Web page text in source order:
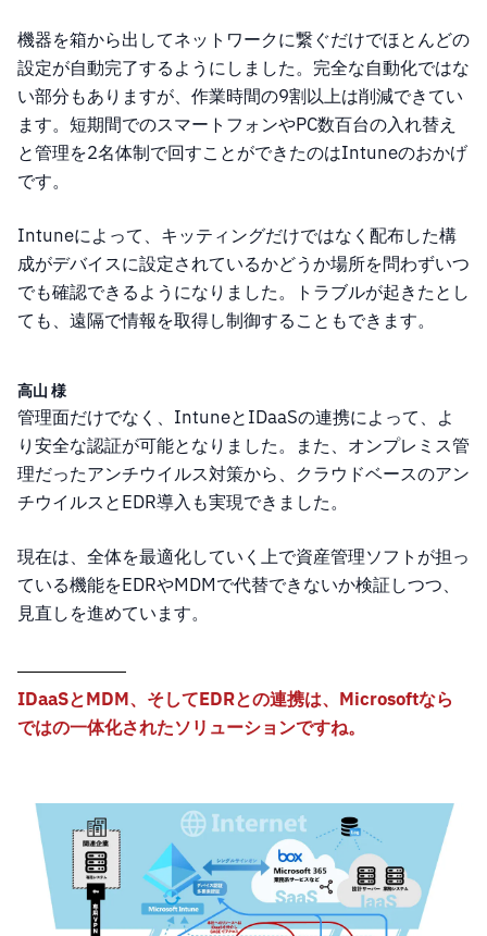
機器を箱から出してネットワークに繋ぐだけでほとんどの
設定が自動完了するようにしました。完全な自動化ではな
い部分もありますが、作業時間の9割以上は削減できてい
ます。短期間でのスマートフォンやPC数百台の入れ替え
と管理を2名体制で回すことができたのはIntuneのおかげ
です。
Intuneによって、キッティングだけではなく配布した構
成がデバイスに設定されているかどうか場所を問わずいつ
でも確認できるようになりました。トラブルが起きたとし
ても、遠隔で情報を取得し制御することもできます。
高山 様
管理面だけでなく、IntuneとIDaaSの連携によって、よ
り安全な認証が可能となりました。また、オンプレミス管
理だったアンチウイルス対策から、クラウドベースのアン
チウイルスとEDR導入も実現できました。
現在は、全体を最適化していく上で資産管理ソフトが担っ
ている機能をEDRやMDMで代替できないか検証しつつ、
見直しを進めています。
IDaaSとMDM、そしてEDRとの連携は、Microsoftなら
ではの一体化されたソリューションですね。